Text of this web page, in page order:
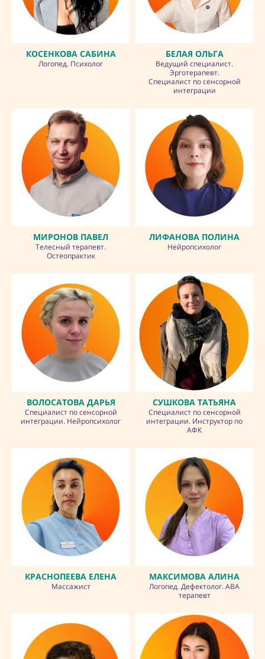
КОСЕНКОВА САБИНА
Логопед. Психолог
БЕЛАЯ ОЛЬГА
Ведущий специалист.
Эрготерапевт.
Специалист по сенсорной
интеграции
МИРОНОВ ПАВЕЛ
Телесный терапевт.
Остеопрактик
ЛИФАНОВА ПОЛИНА
Нейропсихолог
ВОЛОСАТОВА ДАРЬЯ
Специалист по сенсорной
интеграции. Нейропсихолог
СУШКОВА ТАТЬЯНА
Специалист по сенсорной
интеграции. Инструктор по
АФК
КРАСНОПЕЕВА ЕЛЕНА
Массажист
МАКСИМОВА АЛИНА
Логопед. Дефектолог. АВА
терапевт